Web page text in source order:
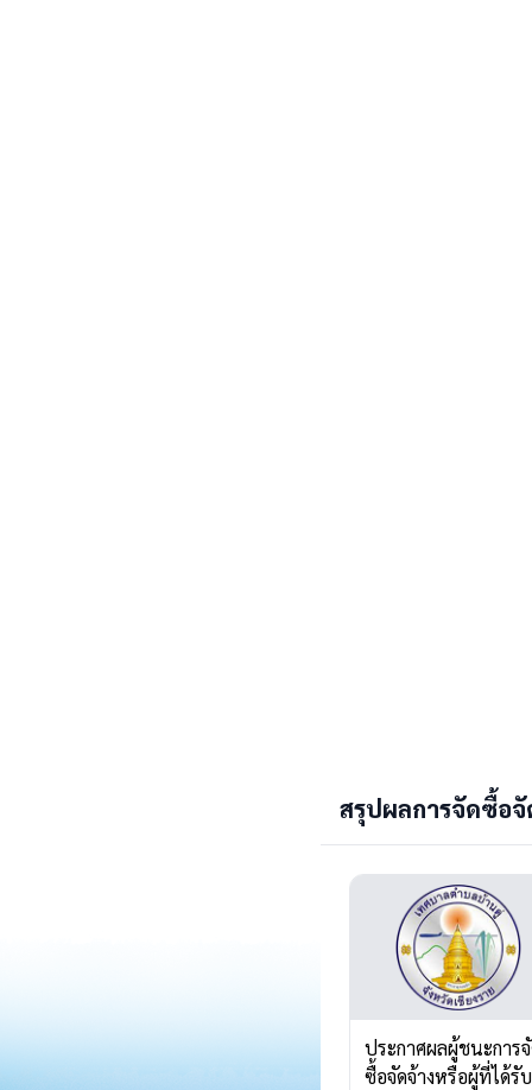
สรุปผลการจัดซื้อ
ประกาศผลผู้ชนะการ
ซื้อจัดจ้างหรือผู้ที่ได้รับ